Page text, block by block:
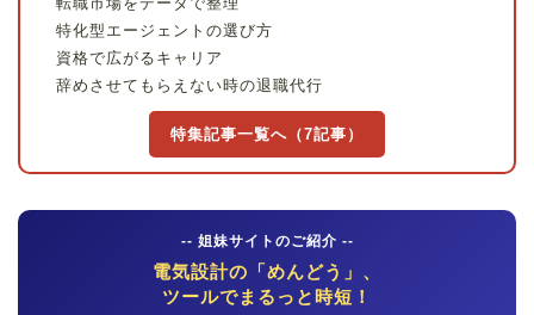
特化型エージェントの選び方
資格で広がるキャリア
辞めさせてもらえない時の退職代行
特集記事一覧へ（7記事）
-- 姐妹サイトのご紹介 --
電気設計の「めんどう」、
ツールでまるっと時短！